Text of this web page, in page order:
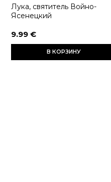
Лука, святитель Войно-
Ясенецкий
9.99 €
В КОРЗИНУ